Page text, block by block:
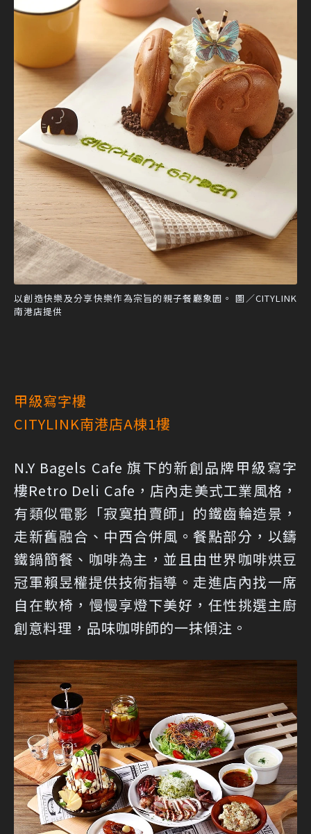
以創造快樂及分享快樂作為宗旨的親子餐廳象園。 圖／CITYLINK
南港店提供
甲級寫字樓
CITYLINK南港店A棟1樓
N.Y Bagels Cafe 旗下的新創品牌甲級寫字
樓Retro Deli Cafe，店內走美式工業風格，
有類似電影「寂寞拍賣師」的鐵齒輪造景，
走新舊融合、中西合併風。餐點部分，以鑄
鐵鍋簡餐、咖啡為主，並且由世界咖啡烘豆
冠軍賴昱權提供技術指導。走進店內找一席
自在軟椅，慢慢享燈下美好，任性挑選主廚
創意料理，品味咖啡師的一抹傾注。